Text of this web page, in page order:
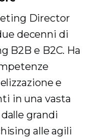
Director
decenni di
B2B e B2C. Ha
e
in una vasta
grandi
alle agili